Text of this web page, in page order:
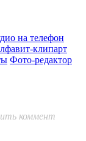
клипарт
Фото-редактор
коммент